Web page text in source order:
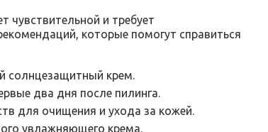
чувствительной и требует
которые помогут справиться
солнцезащитный крем.
два дня после пилинга.
для очищения и ухода за кожей.
увлажняющего крема.